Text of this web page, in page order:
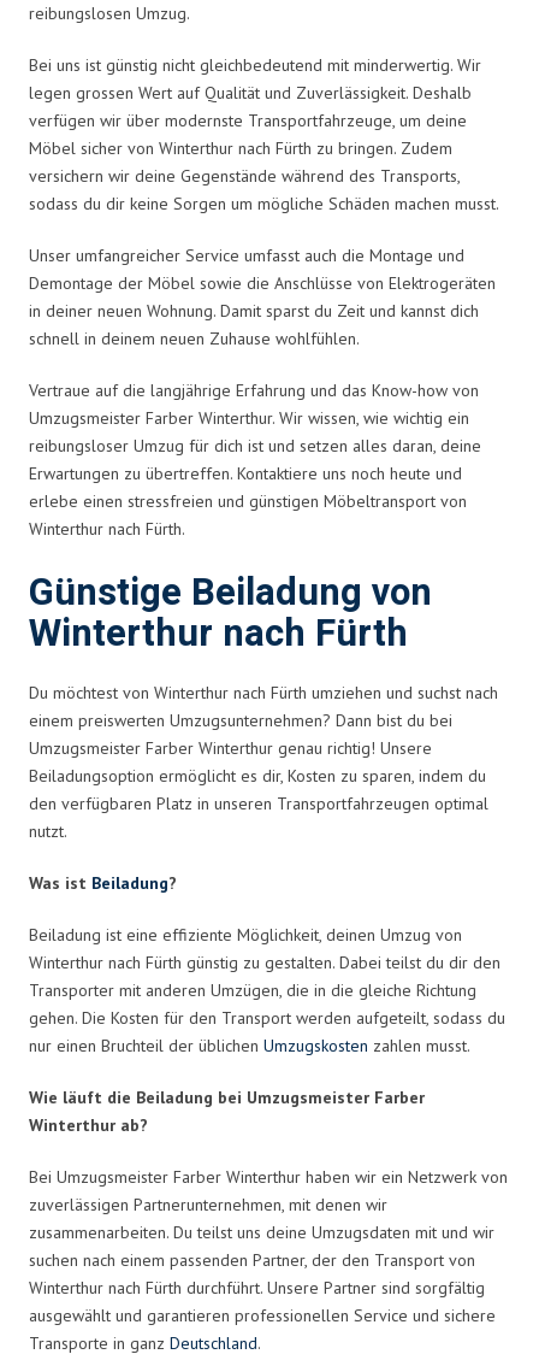
reibungslosen Umzug.
Bei uns ist günstig nicht gleichbedeutend mit minderwertig. Wir
legen grossen Wert auf Qualität und Zuverlässigkeit. Deshalb
verfügen wir über modernste Transportfahrzeuge, um deine
Möbel sicher von Winterthur nach Fürth zu bringen. Zudem
versichern wir deine Gegenstände während des Transports,
sodass du dir keine Sorgen um mögliche Schäden machen musst.
Unser umfangreicher Service umfasst auch die Montage und
Demontage der Möbel sowie die Anschlüsse von Elektrogeräten
in deiner neuen Wohnung. Damit sparst du Zeit und kannst dich
schnell in deinem neuen Zuhause wohlfühlen.
Vertraue auf die langjährige Erfahrung und das Know-how von
Umzugsmeister Farber Winterthur. Wir wissen, wie wichtig ein
reibungsloser Umzug für dich ist und setzen alles daran, deine
Erwartungen zu übertreffen. Kontaktiere uns noch heute und
erlebe einen stressfreien und günstigen Möbeltransport von
Winterthur nach Fürth.
Günstige Beiladung von
Winterthur nach Fürth
Du möchtest von Winterthur nach Fürth umziehen und suchst nach
einem preiswerten Umzugsunternehmen? Dann bist du bei
Umzugsmeister Farber Winterthur genau richtig! Unsere
Beiladungsoption ermöglicht es dir, Kosten zu sparen, indem du
den verfügbaren Platz in unseren Transportfahrzeugen optimal
nutzt.
Was ist Beiladung?
Beiladung ist eine effiziente Möglichkeit, deinen Umzug von
Winterthur nach Fürth günstig zu gestalten. Dabei teilst du dir den
Transporter mit anderen Umzügen, die in die gleiche Richtung
gehen. Die Kosten für den Transport werden aufgeteilt, sodass du
nur einen Bruchteil der üblichen Umzugskosten zahlen musst.
Wie läuft die Beiladung bei Umzugsmeister Farber
Winterthur ab?
Bei Umzugsmeister Farber Winterthur haben wir ein Netzwerk von
zuverlässigen Partnerunternehmen, mit denen wir
zusammenarbeiten. Du teilst uns deine Umzugsdaten mit und wir
suchen nach einem passenden Partner, der den Transport von
Winterthur nach Fürth durchführt. Unsere Partner sind sorgfältig
ausgewählt und garantieren professionellen Service und sichere
Transporte in ganz Deutschland.